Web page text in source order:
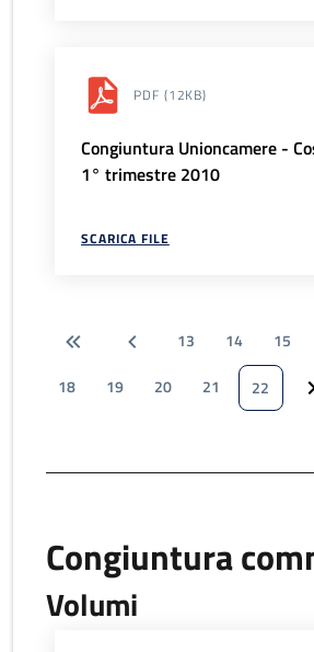
PDF (12KB)
Congiuntura Unioncamere -
1° trimestre 2010
SCARICA FILE
13 14 15
18
19 20 21 22
Congiuntura
Volumi